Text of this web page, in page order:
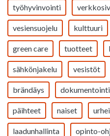
työhyvinvointi
vesiensuojelu kulttuuri
green care tuotteet
sähkönjakelu vesistöt
brändäys dokumentointi
päihteet naiset
laadunhallinta opinto-